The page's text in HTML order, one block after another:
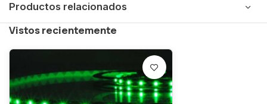
Productos relacionados
Vistos recientemente